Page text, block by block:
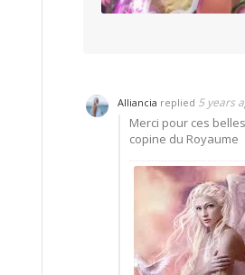
Alliancia replied 5 years
Merci pour ces
copine du Royaume